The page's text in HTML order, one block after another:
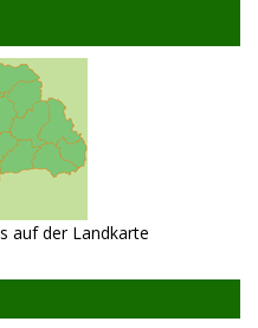
auf der Landkarte